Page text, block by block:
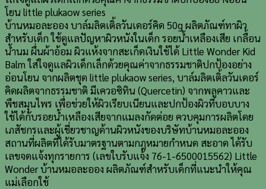
โยน little plukaow series
บ้านหมอละออง บาล์มลิตเติ้ลวันเดอร์คิด 50g ผลิตภัณฑ์ทาผิว
สำหรับเด็ก ใช้ดูแลปัญหาผิวหนังในเด็ก รอยน้ำเหลืองเสีย เกลื้อน
น้ำนม ผื่นผ้าอ้อม ผิวแห้งจากสะเก็ดเงินใช้ได้ Little Wonder Kid
Balm ใส่ใจดูแลผิวเด็กเล็กด้วยคุณค่าจากธรรมชาติปกป้องอย่าง
อ่อนโยน จากผลิตชุด little plukaow series, บาล์มลิตเติ้ลวันเดอร์
คิดผลิตจากธรรมชาติ มีเควอซิทิน (Quercetin) จากพลูคาวและ
พืชสมุนไพร เพื่อช่วยให้ผิวเรียบเนียนและปกป้องผิวที่บอบบาง
ใช้ได้กับรอยน้ำเหลืองเสียจากแมลงกัดต่อย ควบคุมการผลิตโดย
เภสัชกรและผู้เชี่ยวชาญด้านผิวหนังของบริษัทบ้านหมอละออง
สถานที่ผลิตที่ได้รับมาตรฐานตามกฎหมายกำหนด สะอาด ได้รับ
เลขจดแจ้งทุกรายการ (เลขใบรับแจ้ง 76-1-6500015562) Little
Wonder บ้านหมอละออง ผลิตภัณฑ์สำหรับเด็กที่แนะนำให้คุณ
แม่เลือกใช้